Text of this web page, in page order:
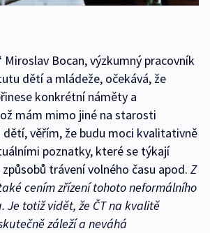
Miroslav Bocan, výzkumný pracovník
dětí a mládeže, očekává, že
konkrétní náměty a
mám mimo jiné na starosti
věřím, že budu moci kvalitativně
poznatky, které se týkají
trávení volného času apod. Z
cením zřízení tohoto neformálního
Je totiž vidět, že ČT na kvalitě
záleží a neváhá